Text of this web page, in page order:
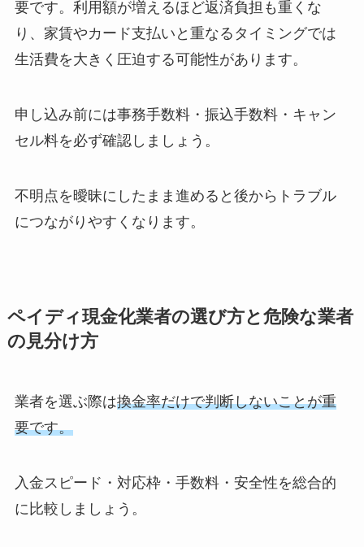
要です。利用額が増えるほど返済負担も重くな
り、家賃やカード支払いと重なるタイミングでは
生活費を大きく圧迫する可能性があります。
申し込み前には事務手数料・振込手数料・キャン
セル料を必ず確認しましょう。
不明点を曖昧にしたまま進めると後からトラブル
につながりやすくなります。
ペイディ現金化業者の選び方と危険な業者
の見分け方
業者を選ぶ際は換金率だけで判断しないことが重
要です。
入金スピード・対応枠・手数料・安全性を総合的
に比較しましょう。